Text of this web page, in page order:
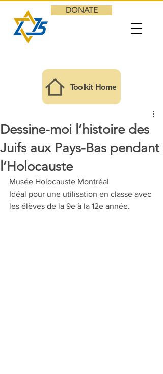
DONATE
Toolkit Home
Dessine-moi l’histoire des
Juifs aux Pays-Bas pendant
l’Holocauste
Musée Holocauste Montréal
Idéal pour une utilisation en classe avec
les élèves de la 9e à la 12e année.